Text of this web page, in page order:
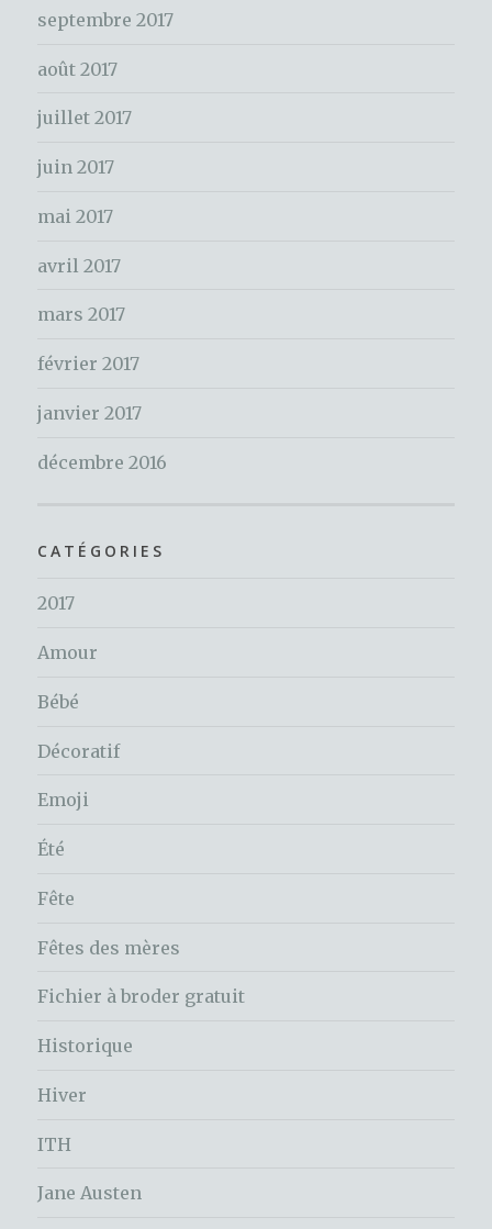
e
:
septembre 2017
août 2017
juillet 2017
juin 2017
mai 2017
avril 2017
mars 2017
février 2017
janvier 2017
décembre 2016
CATÉGORIES
2017
Amour
Bébé
Décoratif
Emoji
Été
Fête
Fêtes des mères
Fichier à broder gratuit
Historique
Hiver
ITH
Jane Austen